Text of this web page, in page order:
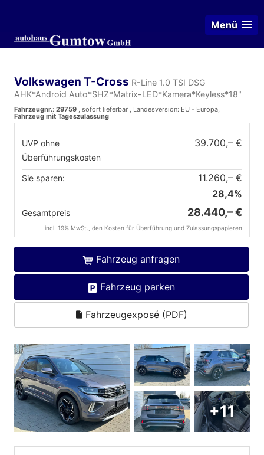
Menü
Volkswagen T-Cross R-Line 1.0 TSI DSG
AHK*Android Auto*SHZ*Matrix-LED*Kamera*Keyless*18"
Fahrzeugnr.: 29759 , sofort lieferbar , Landesversion: EU - Europa,
Fahrzeug mit Tageszulassung
UVP ohne
Überführungskosten
39.700,– €
Sie sparen:
11.260,– €
28,4%
Gesamtpreis 28.440,– €
incl. 19% MwSt., den Kosten für Überführung und Zulassungspapieren
Fahrzeug anfragen
Fahrzeug parken
Fahrzeugexposé (PDF)
+11